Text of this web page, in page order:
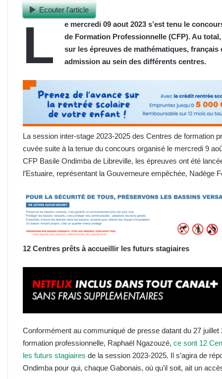
Ecouter l'article
L
e mercredi 09 aout 2023 s’est tenu le
de Formation Professionnelle (CFP). Au
sur les épreuves de mathématiques, français
admission au sein des différents centres.
La session inter-stage 2023-2025 des Centres de formation
cuvée suite à la tenue du concours organisé le mercredi 9
CFP Basile Ondimba de Libreville, les épreuves ont été
l’Estuaire, représentant la Gouverneure empêchée, Nadège
12 Centres prêts à accueillir les futurs stagiaires
Conformément au communiqué de presse datant du 27
formation professionnelle, Raphaël Ngazouzé, ce sont 12
les futurs stagiaires de la session 2023-2025. Il s’agira de
Ondimba pour qui, chaque Gabonais, où qu’il soit, ait un